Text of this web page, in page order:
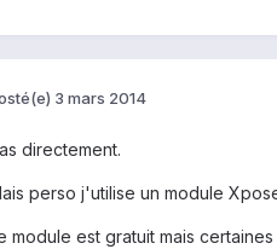
3 mars 2014
directement.
perso j'utilise un module
module est gratuit mais